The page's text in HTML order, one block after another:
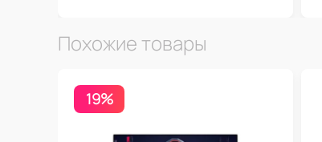
Похожие товары
19%